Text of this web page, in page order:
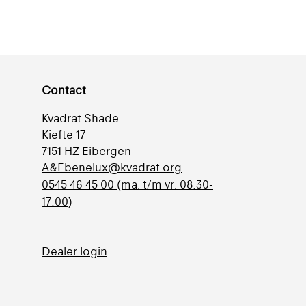
Contact
Kvadrat Shade
Kiefte 17
7151 HZ Eibergen
A&Ebenelux@kvadrat.org
0545 46 45 00 (ma. t/m vr. 08:30-
17:00)
Dealer login